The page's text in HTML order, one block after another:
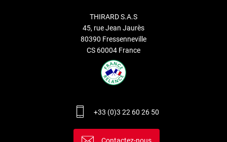
THIRARD S.A.S
45, rue Jean Jaurès
80390 Fressenneville
CS 60004 France
+33 (0)3 22 60 26 50